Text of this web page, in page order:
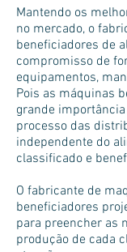
Mantendo os
no mercado, o
beneficiadores de
compromisso de
equipamentos,
Pois as máquinas
grande
processo das
independente do
classificado e
O fabricante de
beneficiadores
para preencher as
produção de cada